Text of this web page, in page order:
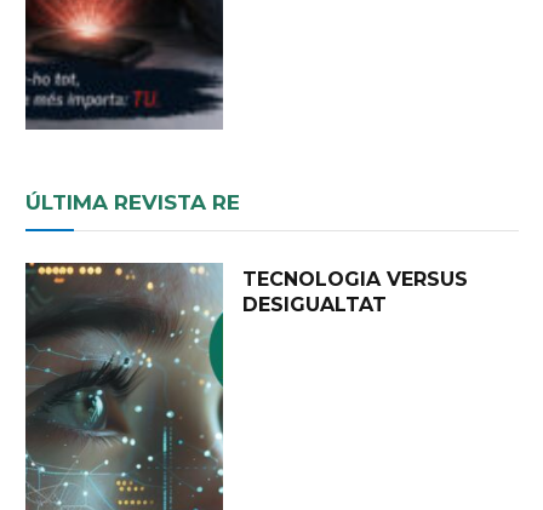
ÚLTIMA REVISTA RE
TECNOLOGIA VERSUS
DESIGUALTAT